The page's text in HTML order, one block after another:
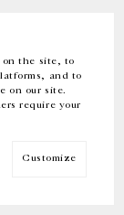
on the site, to
and to
on our site.
require your
Customize